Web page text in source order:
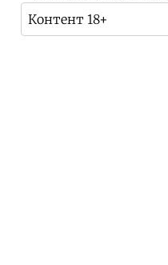
Контент 18+